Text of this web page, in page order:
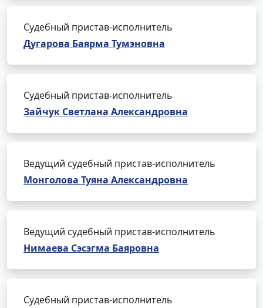
Судебный пристав-исполнитель
Дугарова Баярма Тумэновна
Судебный пристав-исполнитель
Зайчук Светлана Александровна
Ведущий судебный пристав-исполнитель
Монголова Туяна Александровна
Ведущий судебный пристав-исполнитель
Нимаева Сэсэгма Баяровна
Судебный пристав-исполнитель